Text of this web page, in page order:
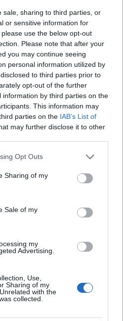
sale, sharing to third parties, or
or sensitive information for
use the below opt-out
Please note that after your
you may continue seeing
personal information utilized by
to third parties prior to
opt-out of the further
by third parties on the
This information may
parties on the IAB’s List of
may further disclose it to other
app uses one or more Google
behaviour. You may click to
and its third-party tags to
purposes in below Google
Opt Outs
Sharing of my
Sale of my
my
Advertising.
Use,
Sharing of my
with the
collected.